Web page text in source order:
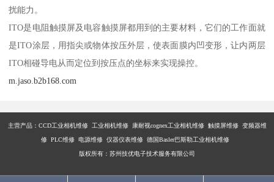
扰能力。
ITO是电阻触摸屏及电容触摸屏都用到的主要材料，它们的工作面就
是ITO涂层，用指尖或物体按压外层，使表面膜内凹变形，让内两层
ITO相碰导电从而定位到按压点的坐标来实现操控。
m.jaso.b2b168.com
主营产品： CCD工业相机维修 工业相机维修 康耐视cognex工业相机维修 触摸屏维修 变频器维
修 PLC维修 电源维修 仪器仪表维修 德国Basler巴斯勒工业相机维修
版权所有：苏州技优电子技术服务有限公司